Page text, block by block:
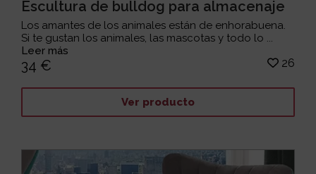
Escultura de bulldog para almacenaje
Los amantes de los animales están de enhorabuena.
Si te gustan los animales, las mascotas y todo lo ...
Leer más
34 € 26
Ver producto